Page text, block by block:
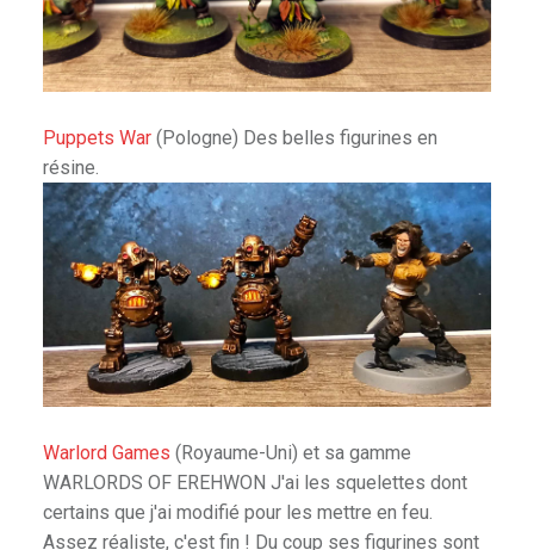
Spellslingers
Puppets War(Pologne) Des belles figurines en
résine.
Warlord Games (Royaume-Uni) et sa gamme
WARLORDS OF EREHWON J'ai les squelettes dont
certains que j'ai modifié pour les mettre en feu.
Assez réaliste, c'est fin ! Du coup ses figurines sont